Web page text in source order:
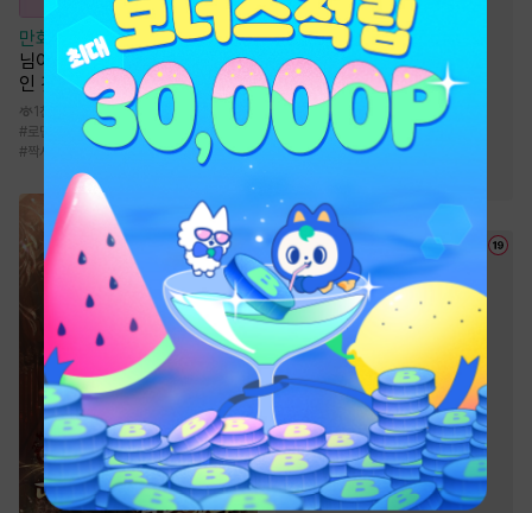
만화
[일권만] 웃지 않는 약혼자
님이 사랑에 빠진 건 변장한 저
인 것 같습니다 [단행본]
1천
#로맨스 연애/결혼 # #직진녀
#짝사랑
# 복수 #천마
#2024 정액제 무협
#
전쟁물 #천하제일인
#
정파 #
죽음/살인
2025 정액제 무협